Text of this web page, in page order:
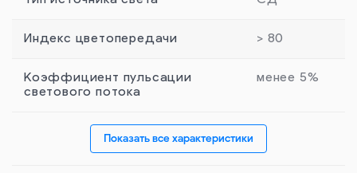
Индекс цветопередачи > 80
Коэффициент пульсации
светового потока
менее 5%
Показать все характеристики